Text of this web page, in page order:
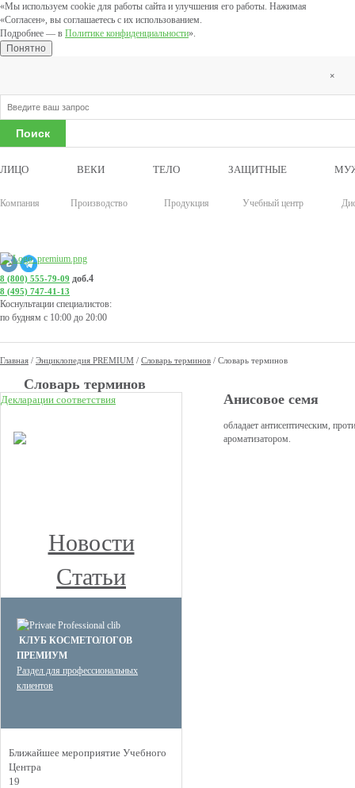
«Мы используем cookie для работы сайта и улучшения его работы. Нажимая
«Согласен», вы соглашаетесь с их использованием.
Подробнее — в Политике конфиденциальности».
Понятно
×
ЛИЦО ВЕКИ ТЕЛО ЗАЩИТНЫЕ
Компания Производство Продукция Учебный центр
8 (800) 555-79-09 доб.4
8 (495) 747-41-13
Коснультации специалистов:
по будням с 10:00 до 20:00
Главная / Энциклопедия PREMIUM / Словарь терминов / Словарь терминов
Cловарь терминов
Декларации соответствия
Новости
Статьи
КЛУБ КОСМЕТОЛОГОВ
ПРЕМИУМ
Раздел для профессиональных
клиентов
Ближайшее мероприятие Учебного
Центра
19
Анисовое семя
обладает антисептическим,
ароматизатором.